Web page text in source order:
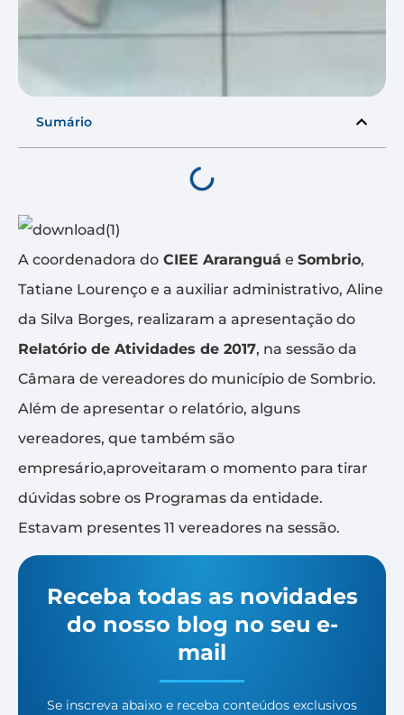
Sumário
A coordenadora do CIEE Araranguá e Sombrio,
Tatiane Lourenço e a auxiliar administrativo, Aline
da Silva Borges, realizaram a apresentação do
Relatório de Atividades de 2017, na sessão da
Câmara de vereadores do município de Sombrio.
Além de apresentar o relatório, alguns
vereadores, que também são
empresário,aproveitaram o momento para tirar
dúvidas sobre os Programas da entidade.
Estavam presentes 11 vereadores na sessão.
Receba todas as novidades
do nosso blog no seu e-
mail
Se inscreva abaixo e receba conteúdos exclusivos